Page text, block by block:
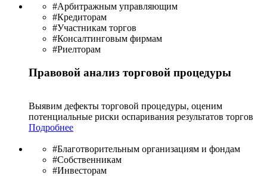
#Арбитражным управляющим
#Кредиторам
#Участникам торгов
#Консалтинговым фирмам
#Риелторам
Правовой анализ торговой процедуры
Выявим дефекты торговой процедуры, оценим
потенциальные риски оспаривания результатов торгов
Подробнее
#Благотворительным организациям и фондам
#Собственникам
#Инвесторам